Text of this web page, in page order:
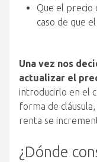
Que el precio
caso de que
Una vez nos
actualizar el
introducirlo en el
forma de
renta se
¿Dónde